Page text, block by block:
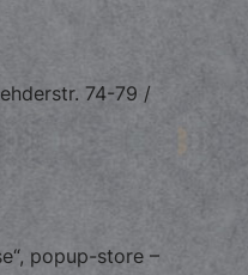
74-79 /
popup-store –